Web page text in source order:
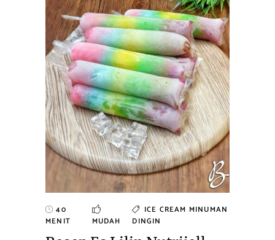
40
MENIT
MUDAH
ICE CREAM MINUMAN
DINGIN